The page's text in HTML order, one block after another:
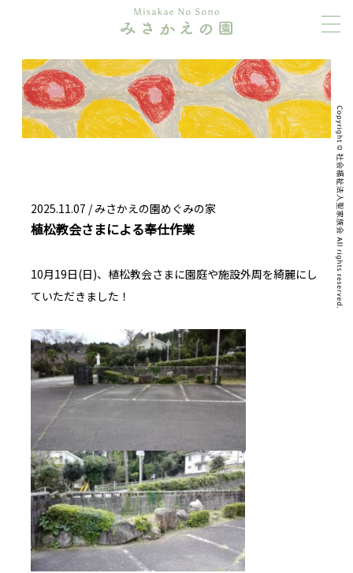
2025.11.07 /みさかえの園めぐみの家
植松教会さまによる奉仕作業
10月19日(日)、植松教会さまに園庭や施設外周を綺麗にし
ていただきました！